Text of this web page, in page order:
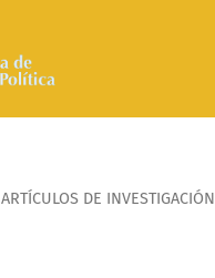
ARTÍCULOS DE INVESTIGACIÓN